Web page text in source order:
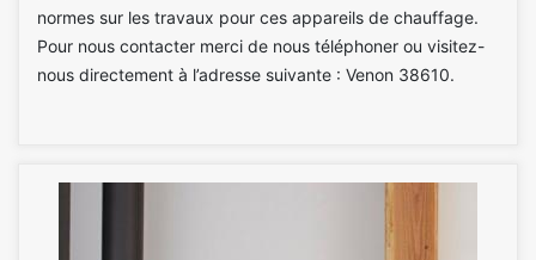
normes sur les travaux pour ces appareils de chauffage.
Pour nous contacter merci de nous téléphoner ou visitez-
nous directement à l’adresse suivante : Venon 38610.